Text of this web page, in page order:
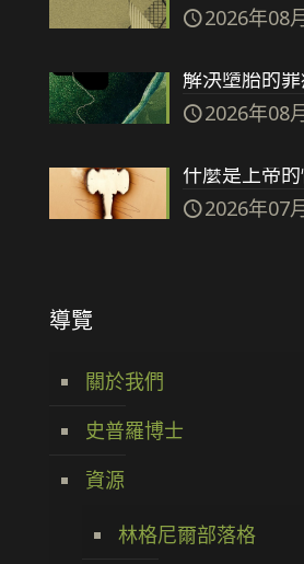
2026年08
解決墮胎的
2026年08
什麼是上帝的
2026年07
導覽
關於我們
史普羅博士
資源
林格尼爾部落格